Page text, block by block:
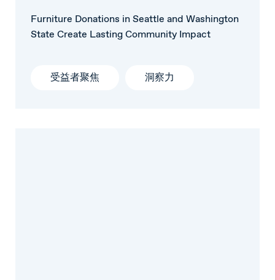
Furniture Donations in Seattle and Washington
State Create Lasting Community Impact
受益者聚焦 洞察力